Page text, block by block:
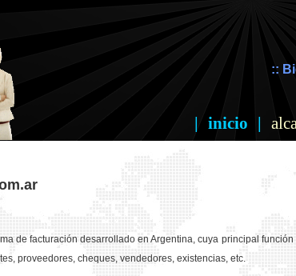
::
| inicio |
de facturación desarrollado en Argentina, cuya principal
proveedores, cheques, vendedores, existencias, etc.